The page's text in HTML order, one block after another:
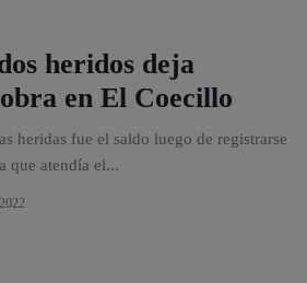
heridos deja
en El Coecillo
heridas fue el saldo luego de registrarse
que atendía el...